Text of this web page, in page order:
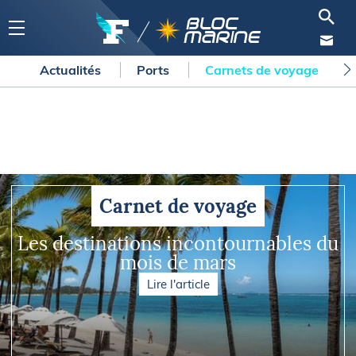
Actualités Ports Carnets de voyage
Carnet de voyage
Les destinations incontournables du
mois de mars
Lire l'article